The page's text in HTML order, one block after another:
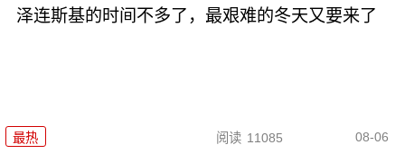
泽连斯基的时间不多了，最艰难的冬天又要来了
最热 阅读 11085 08-06